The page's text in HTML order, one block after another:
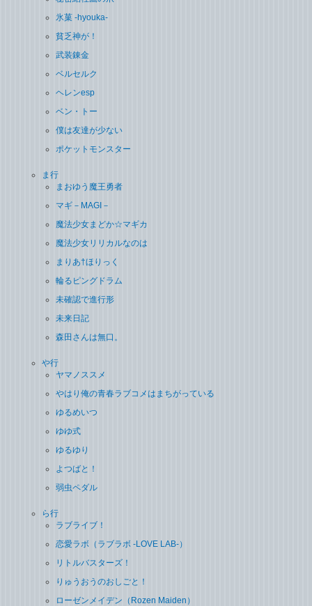
氷菓 -hyouka-
貧乏神が！
武装錬金
ベルセルク
ヘレンesp
ベン・トー
僕は友達が少ない
ポケットモンスター
ま行
まおゆう魔王勇者
マギ－MAGI－
魔法少女まどか☆マギカ
魔法少女リリカルなのは
まりあ†ほりっく
輪るピングドラム
未確認で進行形
未来日記
森田さんは無口。
や行
ヤマノススメ
やはり俺の青春ラブコメはまちがっている
ゆるめいつ
ゆゆ式
ゆるゆり
よつばと！
弱虫ペダル
ら行
ラブライブ！
恋愛ラボ（ラブラボ ‐LOVE LAB‐）
リトルバスターズ！
りゅうおうのおしごと！
ローゼンメイデン（Rozen Maiden）